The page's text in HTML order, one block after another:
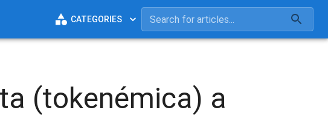
CATEGORIES
(tokenémica) a